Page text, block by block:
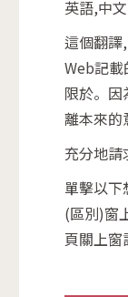
英語,中
這個翻譯
Web記
限於。
離本來的
充分地請
單擊以
(區別)窗
頁關上窗